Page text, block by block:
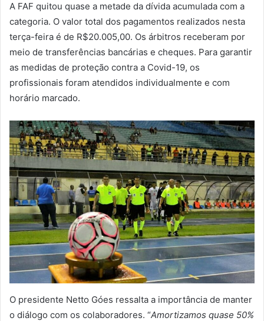
A FAF quitou quase a metade da dívida acumulada com a
categoria. O valor total dos pagamentos realizados nesta
terça-feira é de R$20.005,00. Os árbitros receberam por
meio de transferências bancárias e cheques. Para garantir
as medidas de proteção contra a Covid-19, os
profissionais foram atendidos individualmente e com
horário marcado.
O presidente Netto Góes ressalta a importância de manter
o diálogo com os colaboradores. “Amortizamos quase 50%